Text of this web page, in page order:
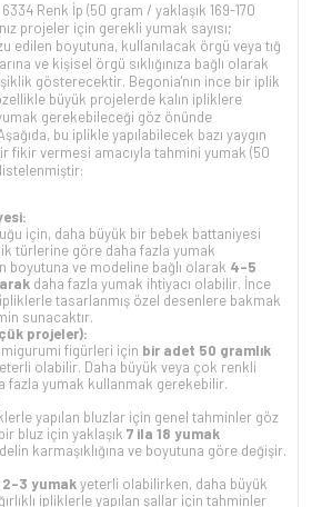
6334 Renk İp (50 gram / yaklaşık 169-170
projeler için gerekli yumak sayısı;
edilen boyutuna, kullanılacak örgü veya tığ
ve kişisel örgü sıklığınıza bağlı olarak
gösterecektir. Begonia'nın ince bir iplik
büyük projelerde kalın ipliklere
gerekebileceği göz önünde
bu iplikle yapılabilecek bazı yaygın
fikir vermesi amacıyla tahmini yumak (50
için, daha büyük bir bebek battaniyesi
türlerine göre daha fazla yumak
boyutuna ve modeline bağlı olarak 4-5
daha fazla yumak ihtiyacı olabilir. İnce
ipliklerle tasarlanmış özel desenlere bakmak
sunacaktır.
projeler):
figürleri için bir adet 50 gramlık
olabilir. Daha büyük veya çok renkli
fazla yumak kullanmak gerekebilir.
yapılan bluzlar için genel tahminler göz
bluz için yaklaşık 7 ila 18 yumak
karmaşıklığına ve boyutuna göre değişir.
2-3 yumakyeterli olabilirken, daha büyük
ipliklerle yapılan şallar için tahminler